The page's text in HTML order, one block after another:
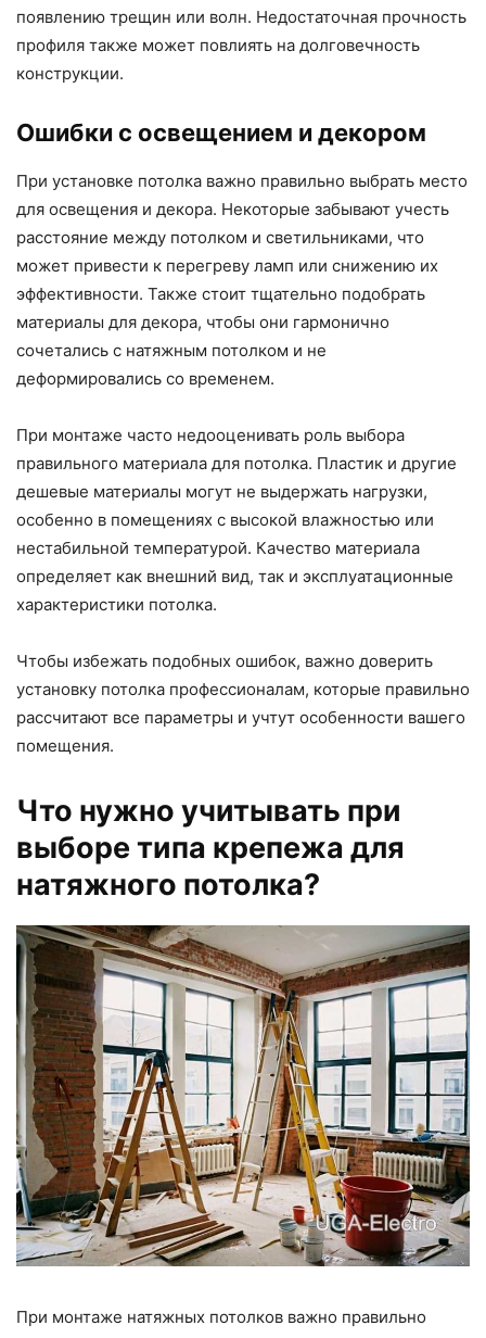
появлению трещин или волн. Недостаточная прочность
профиля также может повлиять на долговечность
конструкции.
Ошибки с освещением и декором
При установке потолка важно правильно выбрать место
для освещения и декора. Некоторые забывают учесть
расстояние между потолком и светильниками, что
может привести к перегреву ламп или снижению их
эффективности. Также стоит тщательно подобрать
материалы для декора, чтобы они гармонично
сочетались с натяжным потолком и не
деформировались со временем.
При монтаже часто недооценивать роль выбора
правильного материала для потолка. Пластик и другие
дешевые материалы могут не выдержать нагрузки,
особенно в помещениях с высокой влажностью или
нестабильной температурой. Качество материала
определяет как внешний вид, так и эксплуатационные
характеристики потолка.
Чтобы избежать подобных ошибок, важно доверить
установку потолка профессионалам, которые правильно
рассчитают все параметры и учтут особенности вашего
помещения.
Что нужно учитывать при
выборе типа крепежа для
натяжного потолка?
При монтаже натяжных потолков важно правильно